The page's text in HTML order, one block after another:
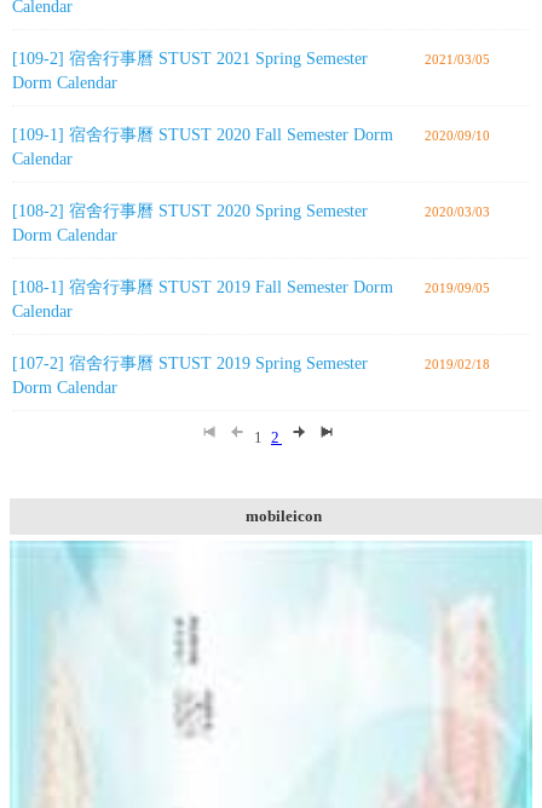
Calendar
[109-2] 宿舍行事曆 STUST 2021 Spring Semester
Dorm Calendar
2021/03/05
[109-1] 宿舍行事曆 STUST 2020 Fall Semester Dorm
Calendar
2020/09/10
[108-2] 宿舍行事曆 STUST 2020 Spring Semester
Dorm Calendar
2020/03/03
[108-1] 宿舍行事曆 STUST 2019 Fall Semester Dorm
Calendar
2019/09/05
[107-2] 宿舍行事曆 STUST 2019 Spring Semester
Dorm Calendar
2019/02/18
1 2
mobileicon